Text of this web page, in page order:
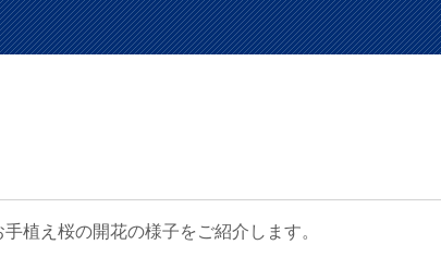
植え桜の開花の様子をご紹介します。